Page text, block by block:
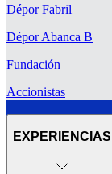
Dépor Fabril
Dépor Abanca B
Fundación
Accionistas
EXPERIENCIAS